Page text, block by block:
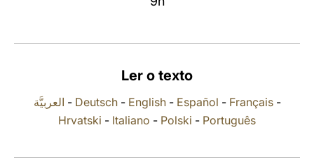
Ler o texto
العربيَّة - Deutsch- English- Español - Français-
Hrvatski - Italiano - Polski - Português